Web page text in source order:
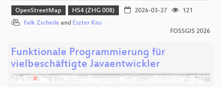
OpenStreetMap HS4 (ZHG 008) 2026-03-27
121
Falk Zscheile and Eszter Kiss
FOSSGIS 2026
Funktionale Programmierung für
vielbeschäftigte Javaentwickler